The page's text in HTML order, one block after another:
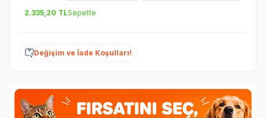
2.335,20 TLSepette
Değişim ve İade Koşulları!